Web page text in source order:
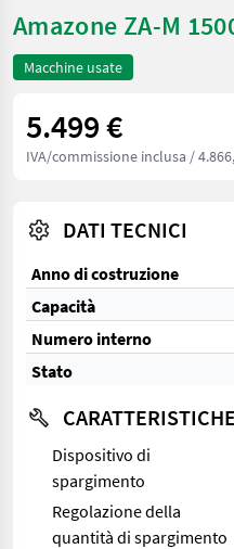
Amazone ZA-M
Macchine usate
5.499 €
IVA/commissione inclusa /
DATI TECNICI
Anno di costruzione
Capacità
Numero interno
Stato
CARATTERISTICHE
Dispositivo di
spargimento
Regolazione della
quantità di spargimento